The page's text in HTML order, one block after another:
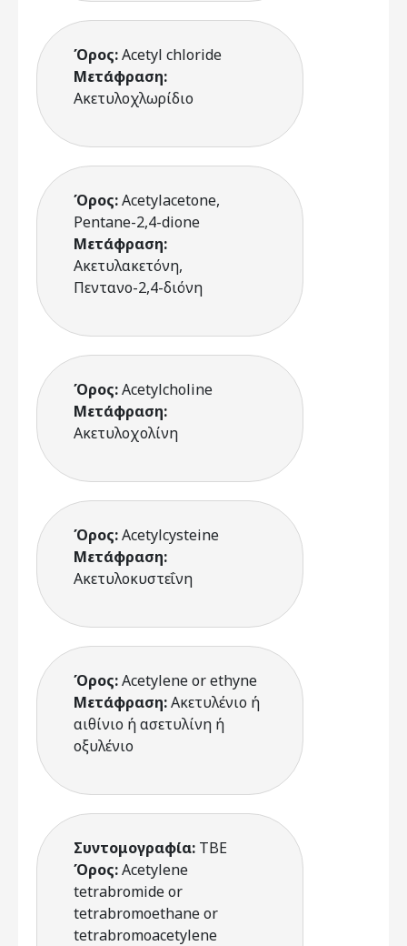
Όρος:Acetyl chloride
Μετάφραση:
Ακετυλοχλωρίδιο
Όρος:Acetylacetone,
Pentane-2,4-dione
Μετάφραση:
Ακετυλακετόνη,
Πεντανο-2,4-διόνη
Όρος:Acetylcholine
Μετάφραση:
Ακετυλοχολίνη
Όρος:Acetylcysteine
Μετάφραση:
Ακετυλοκυστεΐνη
Όρος:Acetylene or ethyne
Μετάφραση:Ακετυλένιο ή
αιθίνιο ή ασετυλίνη ή
οξυλένιο
Συντομογραφία: TBE
Όρος:Acetylene
tetrabromide or
tetrabromoethane or
tetrabromoacetylene